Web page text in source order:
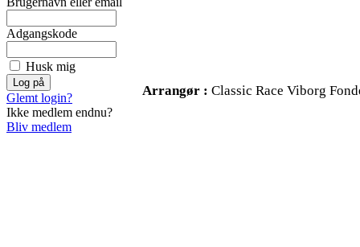
Adgangskode
Husk mig
Glemt login?
Ikke medlem endnu?
Bliv medlem
Arrangør : Classic Race Viborg